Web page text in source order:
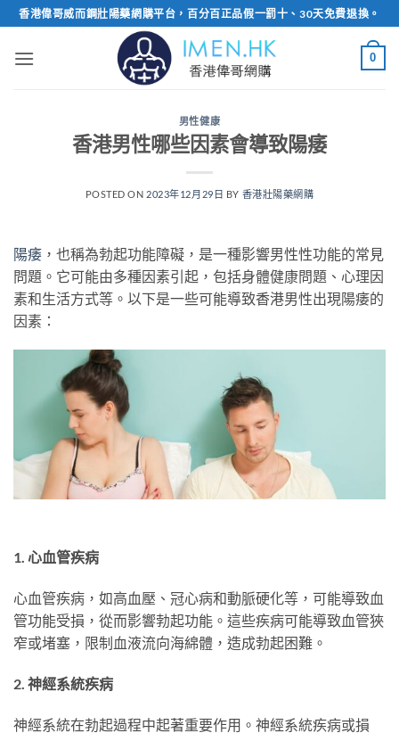
Skip
to
content
香港偉哥威而鋼壯陽藥網購平台，百分百正品假一罰十、30天免費退換。
0
男性健康
香港男性哪些因素會導致陽痿
POSTED ON 2023年12月29日 BY 香港壯陽藥網購
陽痿 ，也稱為勃起功能障礙，是一種影響男性性功能的常見
問題。它可能由多種因素引起，包括身體健康問題、心理因
素和生活方式等。以下是一些可能導致香港男性出現陽痿的
因素：
1. 心血管疾病
心血管疾病，如高血壓、冠心病和動脈硬化等，可能導致血
管功能受損，從而影響勃起功能。這些疾病可能導致血管狹
窄或堵塞，限制血液流向海綿體，造成勃起困難。
2. 神經系統疾病
神經系統在勃起過程中起著重要作用。神經系統疾病或損